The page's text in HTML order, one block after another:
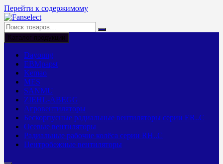
Перейти к содержимому
Каталог продукции
Dayoung
EBMpapst
Kemao
MES
SANMU
ZIEHL-ABEGG
Агровентиляторы
Бескорпусные радиальные вентиляторы серии ER..C
Осевые вентиляторы
Радиальные рабочие колёса серии RH..C
Центробежные вентиляторы